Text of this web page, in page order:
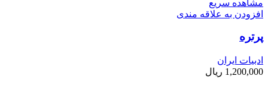
مشاهده سریع
افزودن به علاقه مندی
پرتره
ادبیات ایران
1,200,000 ریال